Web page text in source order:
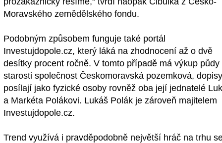
Moravského zemědělského fondu.
Podobným způsobem funguje také portál
Investujdopole.cz, který láká na zhodnocení až o dvě
desítky procent ročně. V tomto případě má výkup půdy
starosti společnost Českomoravská pozemková,
posílají jako fyzické osoby rovněž oba její jednatelé
a Markéta Polákovi. Lukáš Polák je zároveň majitelem
Investujdopole.cz.
Trend využívá i pravděpodobně největší hráč na trhu